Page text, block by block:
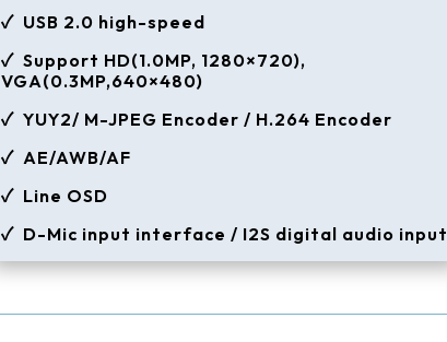
✓ USB 2.0 high-speed
✓ Support HD(1.0MP, 1280×720),
VGA(0.3MP,640×480)
✓ YUY2/ M-JPEG Encoder / H.264 Encoder
✓ AE/AWB/AF
✓ Line OSD
✓ D-Mic input interface / I2S digital audio input